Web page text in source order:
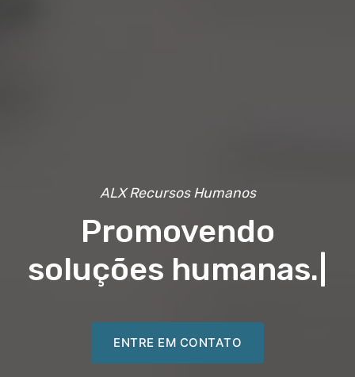
ALX Recursos Humanos
Promovendo
soluções humanas.
ENTRE EM CONTATO